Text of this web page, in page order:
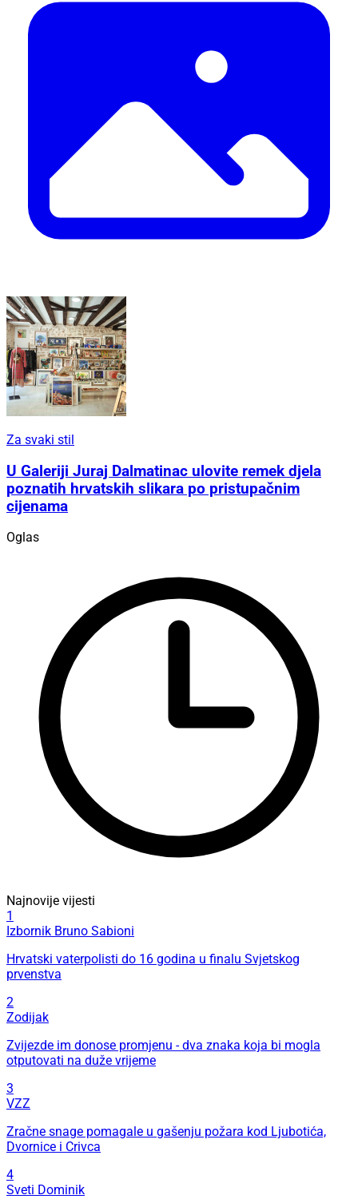
Za svaki stil
U Galeriji Juraj Dalmatinac ulovite remek djela
poznatih hrvatskih slikara po pristupačnim
cijenama
Oglas
Najnovije vijesti
1
Izbornik Bruno Sabioni
Hrvatski vaterpolisti do 16 godina u finalu Svjetskog
prvenstva
2
Zodijak
Zvijezde im donose promjenu - dva znaka koja bi mogla
otputovati na duže vrijeme
3
VZZ
Zračne snage pomagale u gašenju požara kod Ljubotića,
Dvornice i Crivca
4
Sveti Dominik